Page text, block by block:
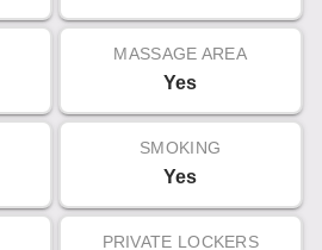
MASSAGE AREA
Yes
SMOKING
Yes
PRIVATE LOCKERS